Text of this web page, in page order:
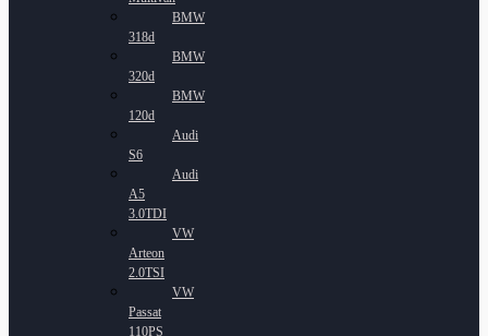
BMW
318d
BMW
320d
BMW
120d
Audi
S6
Audi
A5
3.0TDI
VW
Arteon
2.0TSI
VW
Passat
110PS